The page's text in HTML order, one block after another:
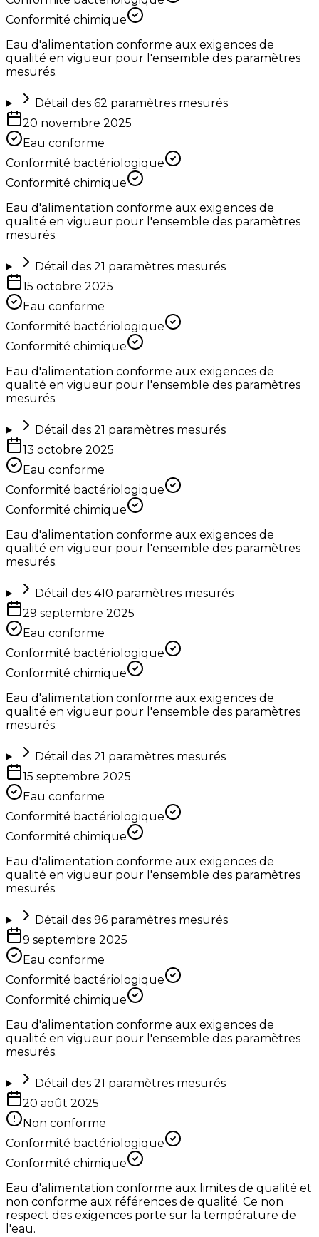
Conformité chimique
Eau d'alimentation conforme aux exigences de
qualité en vigueur pour l'ensemble des paramètres
mesurés.
Détail des 62 paramètres mesurés
20 novembre 2025
Eau conforme
Conformité bactériologique
Conformité chimique
Eau d'alimentation conforme aux exigences de
qualité en vigueur pour l'ensemble des paramètres
mesurés.
Détail des 21 paramètres mesurés
15 octobre 2025
Eau conforme
Conformité bactériologique
Conformité chimique
Eau d'alimentation conforme aux exigences de
qualité en vigueur pour l'ensemble des paramètres
mesurés.
Détail des 21 paramètres mesurés
13 octobre 2025
Eau conforme
Conformité bactériologique
Conformité chimique
Eau d'alimentation conforme aux exigences de
qualité en vigueur pour l'ensemble des paramètres
mesurés.
Détail des 410 paramètres mesurés
29 septembre 2025
Eau conforme
Conformité bactériologique
Conformité chimique
Eau d'alimentation conforme aux exigences de
qualité en vigueur pour l'ensemble des paramètres
mesurés.
Détail des 21 paramètres mesurés
15 septembre 2025
Eau conforme
Conformité bactériologique
Conformité chimique
Eau d'alimentation conforme aux exigences de
qualité en vigueur pour l'ensemble des paramètres
mesurés.
Détail des 96paramètres mesurés
9 septembre 2025
Eau conforme
Conformité bactériologique
Conformité chimique
Eau d'alimentation conforme aux exigences de
qualité en vigueur pour l'ensemble des paramètres
mesurés.
Détail des 21 paramètres mesurés
20 août 2025
Non conforme
Conformité bactériologique
Conformité chimique
Eau d'alimentation conforme aux limites de qualité et
non conforme aux références de qualité. Ce non
respect des exigences porte sur la température de
l'eau.